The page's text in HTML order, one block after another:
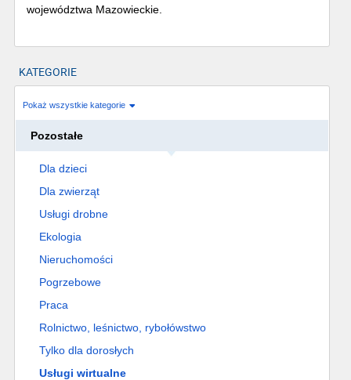
województwa Mazowieckie.
KATEGORIE
Pokaż wszystkie kategorie
Pozostałe
Dla dzieci
Dla zwierząt
Usługi drobne
Ekologia
Nieruchomości
Pogrzebowe
Praca
Rolnictwo, leśnictwo, rybołówstwo
Tylko dla dorosłych
Usługi wirtualne